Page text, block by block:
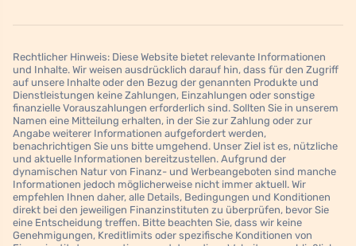
Rechtlicher Hinweis: Diese Website bietet relevante Informationen
und Inhalte. Wir weisen ausdrücklich darauf hin, dass für den Zugriff
auf unsere Inhalte oder den Bezug der genannten Produkte und
Dienstleistungen keine Zahlungen, Einzahlungen oder sonstige
finanzielle Vorauszahlungen erforderlich sind. Sollten Sie in unserem
Namen eine Mitteilung erhalten, in der Sie zur Zahlung oder zur
Angabe weiterer Informationen aufgefordert werden,
benachrichtigen Sie uns bitte umgehend. Unser Ziel ist es, nützliche
und aktuelle Informationen bereitzustellen. Aufgrund der
dynamischen Natur von Finanz- und Werbeangeboten sind manche
Informationen jedoch möglicherweise nicht immer aktuell. Wir
empfehlen Ihnen daher, alle Details, Bedingungen und Konditionen
direkt bei den jeweiligen Finanzinstituten zu überprüfen, bevor Sie
eine Entscheidung treffen. Bitte beachten Sie, dass wir keine
Genehmigungen, Kreditlimits oder spezifische Konditionen von